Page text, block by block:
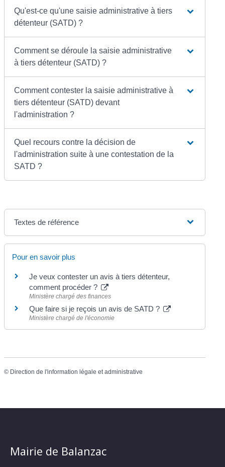
Qu'est-ce qu'une saisie administrative à tiers
détenteur (SATD) ?
Comment se déroule la saisie administrative
à tiers détenteur (SATD) ?
Comment contester la saisie administrative à
tiers détenteur (SATD) devant
l'administration ?
Quel recours contre la décision de
l'administration suite à une contestation de la
SATD ?
Textes de référence
Pour en savoir plus
Je veux contester un avis à tiers détenteur,
comment procéder ?
Ministère chargé des finances
Que faire si je reçois un avis de SATD ?
Ministère chargé de l'économie
© Direction de l'information légale et administrative
Mairie de Balanzac